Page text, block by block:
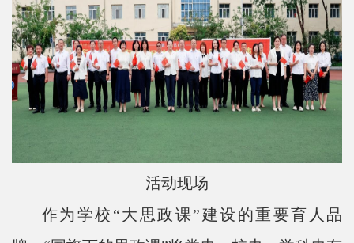
活动现场
作为学校“大思政课”建设的重要育人品